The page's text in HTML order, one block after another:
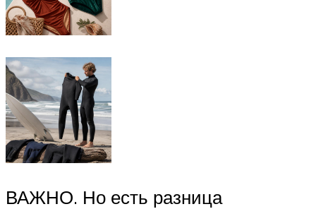
ВАЖНО. Но есть разница